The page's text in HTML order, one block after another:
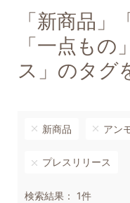
「新商品」
「一点も
ス」のタグ
新商品 アン
プレスリリース
検索結果： 1件